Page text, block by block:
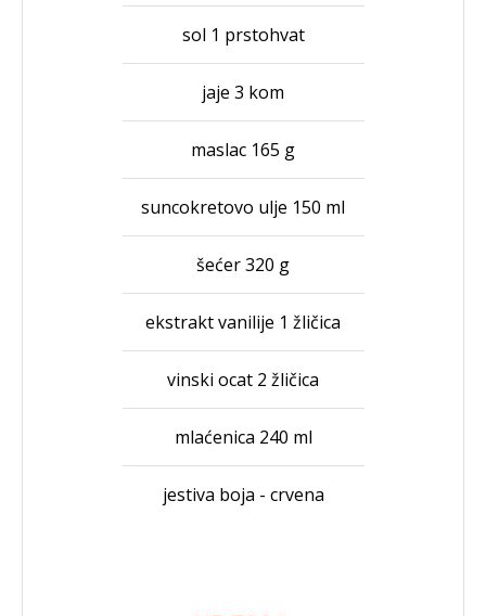
sol 1 prstohvat
jaje 3 kom
maslac 165 g
suncokretovo ulje 150 ml
šećer 320 g
ekstrakt vanilije 1 žličica
vinski ocat 2 žličica
mlaćenica 240 ml
jestiva boja - crvena